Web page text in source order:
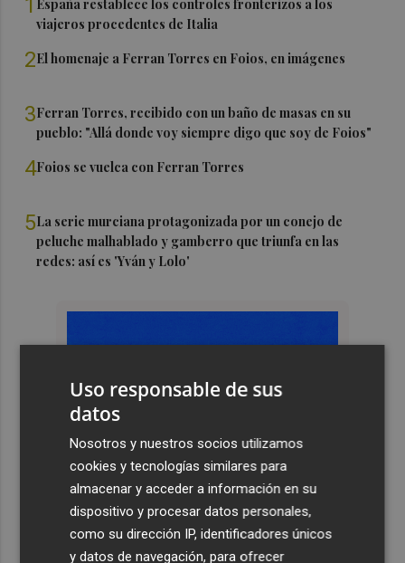
España restablece los controles fronterizos a los
viajeros procedentes de Italia
2El homenaje a Ferran Torres en Foios, en imágenes
3Ferran Torres, recibido con un baño de masas en su
pueblo: "Allá donde voy siempre digo que soy de Foios"
4Foios se vuelca con Ferran Torres
5La serie murciana protagonizada por un conejo de
peluche malhablado y gamberro que triunfa en las
redes: así es 'Yván y Lolo'
Uso responsable de sus
datos
Nosotros y nuestros socios utilizamos
cookies y tecnologías similares para
almacenar y acceder a información en su
dispositivo y procesar datos personales,
como su dirección IP, identificadores únicos
y datos de navegación, para ofrecer